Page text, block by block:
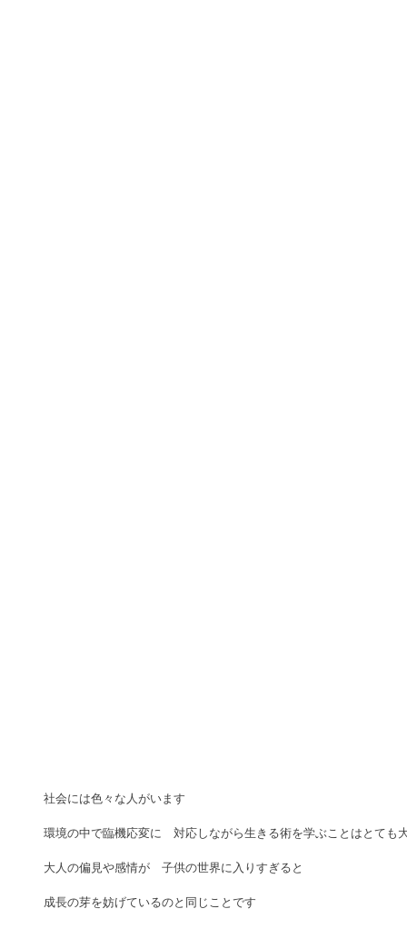
社会には色々な人がいます
環境の中で臨機応変に　対応しながら生きる術を学ぶことはとても
大人の偏見や感情が　子供の世界に入りすぎると
成長の芽を妨げているのと同じことです